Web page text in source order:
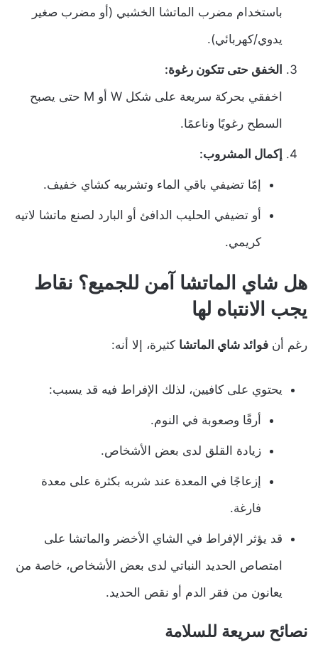
باستخدام مضرب الماتشا الخشبي (أو مضرب صغير
يدوي/كهربائي).
الخفق حتى تتكون رغوة:
اخفقي بحركة سريعة على شكل W أو M حتى يصبح
السطح رغويًا وناعمًا.
إكمال المشروب:
إمّا تضيفي باقي الماء وتشربيه كشاي خفيف.
أو تضيفي الحليب الدافئ أو البارد لصنع ماتشا لاتيه
كريمي.
هل شاي الماتشا آمن للجميع؟ نقاط
يجب الانتباه لها
رغم أن فوائد شاي الماتشا كثيرة، إلا أنه:
يحتوي على كافيين، لذلك الإفراط فيه قد يسبب:
أرقًا وصعوبة في النوم.
زيادة القلق لدى بعض الأشخاص.
إزعاجًا في المعدة عند شربه بكثرة على معدة
فارغة.
قد يؤثر الإفراط في الشاي الأخضر والماتشا على
امتصاص الحديد النباتي لدى بعض الأشخاص، خاصة من
يعانون من فقر الدم أو نقص الحديد.
نصائح سريعة للسلامة